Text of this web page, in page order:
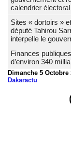
calendrier électoral
Sites « dortoirs »
député Tahirou
interpelle le
Finances
d’environ 340
Dimanche 5 Octobre
Dakaractu